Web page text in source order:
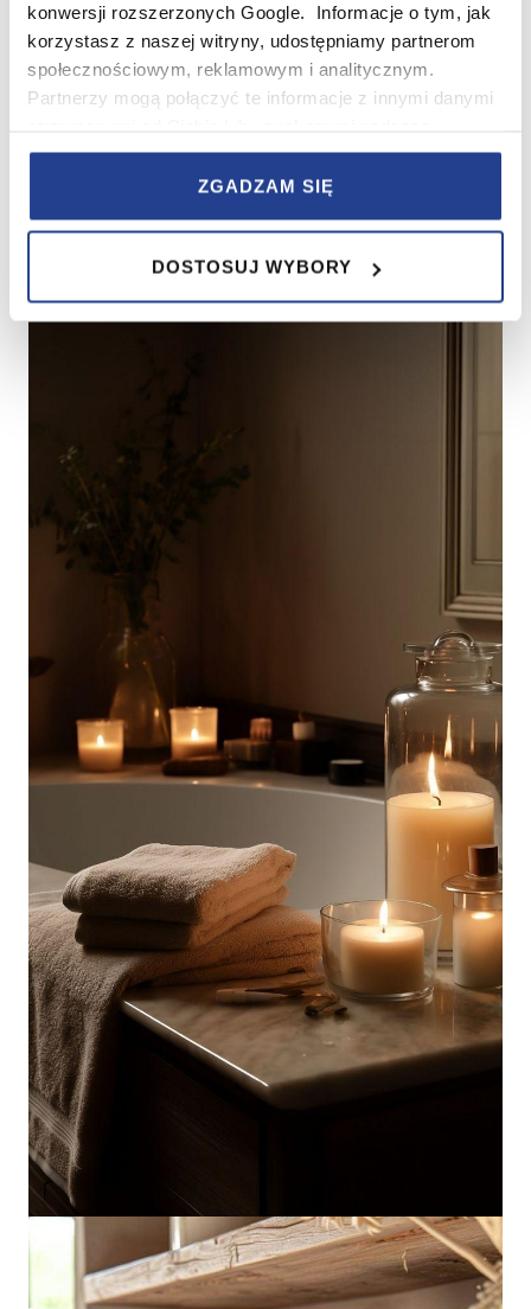
konwersji rozszerzonych Google. Informacje o tym, jak
korzystasz z naszej witryny, udostępniamy partnerom
społecznościowym, reklamowym i analitycznym.
Partnerzy mogą połączyć te informacje z innymi danymi
korzystania z ich usług.
zapewnienia prawidłowego działania Serwisu,
zapamiętania wybranych przez użytkownika ustawień i
wszelkich wyborów dokonywanych w Serwisie, poprawy
wydajności Serwisu, zbierania informacji o tym, w jaki
Informacje, w tym dane osobowe, pozyskane w związku
z wykorzystywaniem plików cookie w Serwisie,
przetwarzane są przez Spravia Sp. z o.o. jako
również przetwarzane przez Partnerów Spravia Sp. z
o.o. W związku z powyższym użytkownik ma prawo do
dostępu do swoich danych osobowych, ich sprostowania,
usunięcia, ograniczenia przetwarzania, wniesienia
sprzeciwu wobec przetwarzania, a także prawo do
wniesienia skargi do Prezesa Urzędu Ochrony Danych
Osobowych. Szczegółowe informacje o plikach cookie
wykorzystywanych w Serwisie oraz inne informacje
Serwisu dostępne są wPolityce prywatności – pliki
cookie.
Wybierając opcję „Zgadzam się” wyrażasz zgodę na
wykorzystywanie w Serwisie wszystkich plików
cookie przez Spravia Sp. z o.o. oraz jej Partnerów we
wskazanych powyżej celach.
Wyrażenie zgody jest
dobrowolne. Możesz wycofać zgodę i dokonać zmiany
ustawień dotyczących plików cookie w każdej chwili za
pośrednictwem panelu „Ustawienia plików cookie”
dostępnego z poziomu
cookie
Możesz również dostosować wybory dotyczące
plików cookie i udzielić zgody na wykorzystywanie
plików cookie w Serwisie tylko w wybranych przez
ZGADZAM SIĘ
DOSTOSUJ WYBORY
Do wprowadzenia do Twojego wnętrza elementów
rytuałów wellness, pomogą między innymi zestawy do
aromaterapii lub sole do kąpieli. Przy ich wyborze warto
zwrócić uwagę nie tylko na zapach (lawenda, drzewo
relaksu, warto wybrać te naturalne, wzbogacone
wieloma minerałami.